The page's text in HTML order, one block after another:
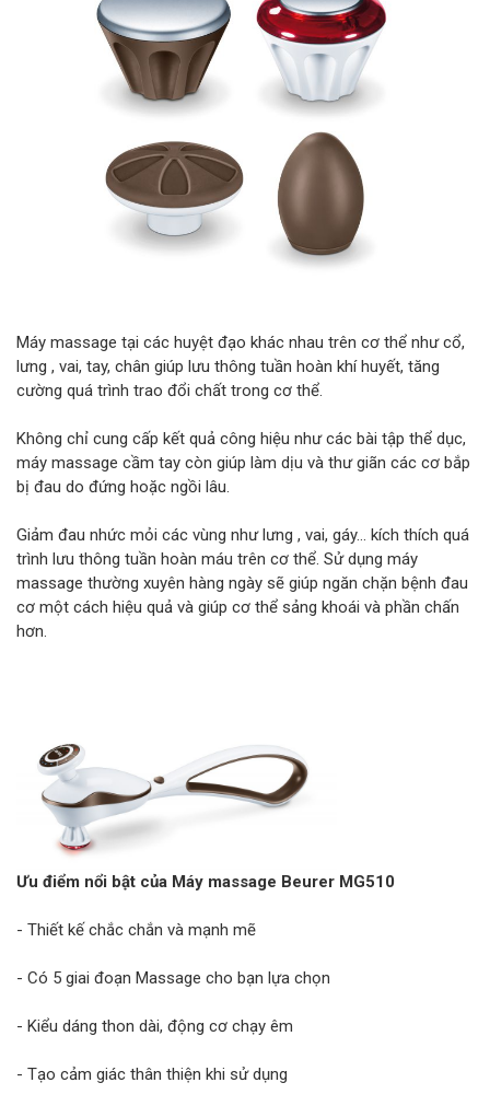
Máy massage tại các huyệt đạo khác nhau trên cơ thể như cổ,
lưng , vai, tay, chân giúp lưu thông tuần hoàn khí huyết, tăng
cường quá trình trao đổi chất trong cơ thể.
Không chỉ cung cấp kết quả công hiệu như các bài tập thể dục,
máy massage cầm tay còn giúp làm dịu và thư giãn các cơ bắp
bị đau do đứng hoặc ngồi lâu.
Giảm đau nhức mỏi các vùng như lưng , vai, gáy... kích thích quá
trình lưu thông tuần hoàn máu trên cơ thể. Sử dụng máy
massage thường xuyên hàng ngày sẽ giúp ngăn chặn bệnh đau
cơ một cách hiệu quả và giúp cơ thể sảng khoái và phần chấn
hơn.
Ưu điểm nổi bật của Máy massage Beurer MG510
- Thiết kế chắc chắn và mạnh mẽ
- Có 5 giai đoạn Massage cho bạn lựa chọn
- Kiểu dáng thon dài, động cơ chạy êm
- Tạo cảm giác thân thiện khi sử dụng